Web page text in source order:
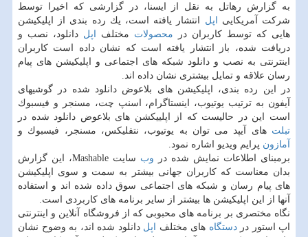
به گزارش رهاتل به نقل از ایسنا، در گزارشی كه اخیرا توسط
شركت آمریكایی اپل انتشار یافته است، یك رده بندی از اپلیكیشن
هایی كه توسط كاربران در محصولات مختلف اپل دانلود، نصب و
دریافت شده، باز انتشار یافته است كه نشان داده است كاربران
اینترنتی به نصب و دانلود شبكه های اجتماعی و اپلیكیشن های پیام
رسان علاقه و تمایل بیشتری نشان داده اند.
در این رده بندی، اپلیكیشن های بلاعوض دانلود شده در گوشیهای
آیفون به ترتیب یوتیوب، اینستاگرام، اسنپ چت، مسنجر و فیسبوك
است این در حالیست كه از اپلییكشن های بلاعوض دانلود شده در
تبلت های آیپد می توان به یوتیوب، نتفلیكس، مسنجر، فیسبوك و
آمازون پرایم ویدیو اشاره نمود.
برمبنای اطلاعات نمایش شده در وب
سایت Mashable، این گزارش
بدان معناست كه كاربران جهانی بیشتر به سمت و سوی اپلیكیشن
های پیام رسان و شبكه های اجتماعی سوق داده شده اند و استفاده
آنها از این اپلیكیشن ها بیشتر از سایر برنامه های كاربردی است.
نگاه مختصری بر برنامه های محبوبی كه از فروشگاه آنلاین و اینترنتی
اپ استور دردستگاه های مختلف اپل دانلود شده اند، به وضوح نشان